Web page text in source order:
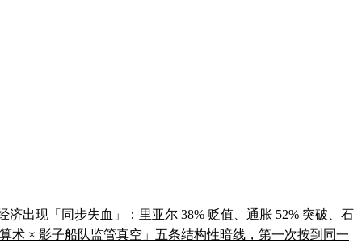
出现「同步失血」：里亚尔 38% 贬值、通胀 52% 突破、石
术 × 影子船队监管真空」五条结构性暗线，第一次按到同一